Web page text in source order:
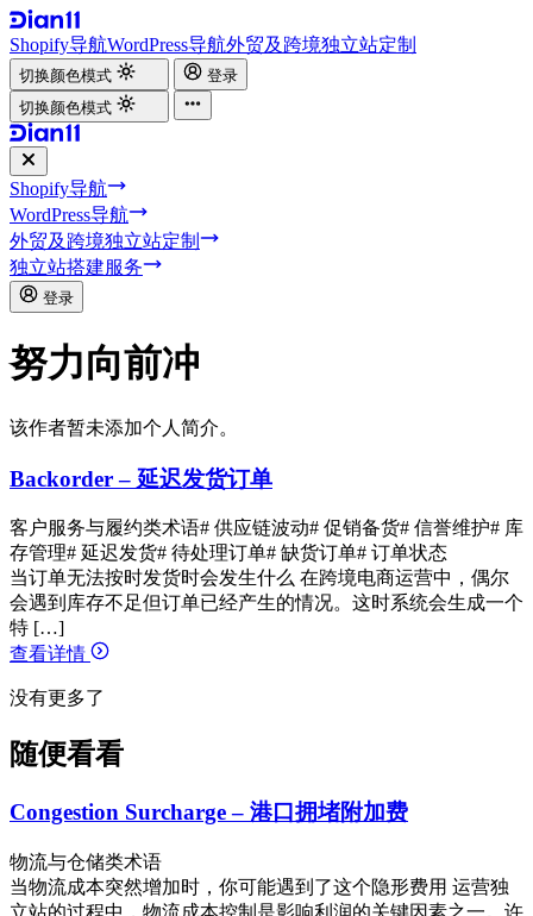
Shopify导航WordPress导航外贸及跨境独立站定制
切换颜色模式
登录
切换颜色模式
Shopify导航
WordPress导航
外贸及跨境独立站定制
独立站搭建服务
登录
努力向前冲
该作者暂未添加个人简介。
Backorder – 延迟发货订单
客户服务与履约类术语# 供应链波动# 促销备货# 信誉维护# 库
存管理# 延迟发货# 待处理订单# 缺货订单# 订单状态
当订单无法按时发货时会发生什么 在跨境电商运营中，偶尔
会遇到库存不足但订单已经产生的情况。这时系统会生成一个
特 […]
查看详情
没有更多了
随便看看
Congestion Surcharge – 港口拥堵附加费
物流与仓储类术语
当物流成本突然增加时，你可能遇到了这个隐形费用 运营独
立站的过程中，物流成本控制是影响利润的关键因素之一。许